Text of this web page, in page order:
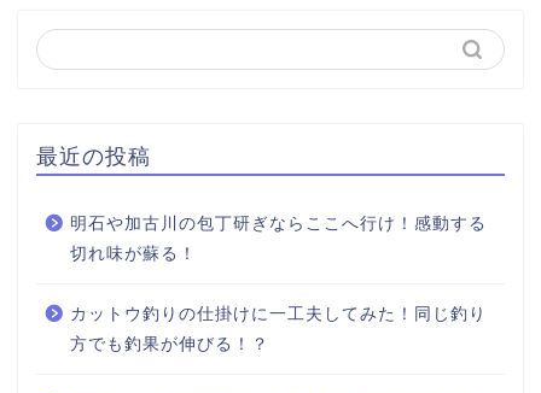
最近の投稿
明石や加古川の包丁研ぎならここへ行け！感動する
切れ味が蘇る！
カットウ釣りの仕掛けに一工夫してみた！同じ釣り
方でも釣果が伸びる！？